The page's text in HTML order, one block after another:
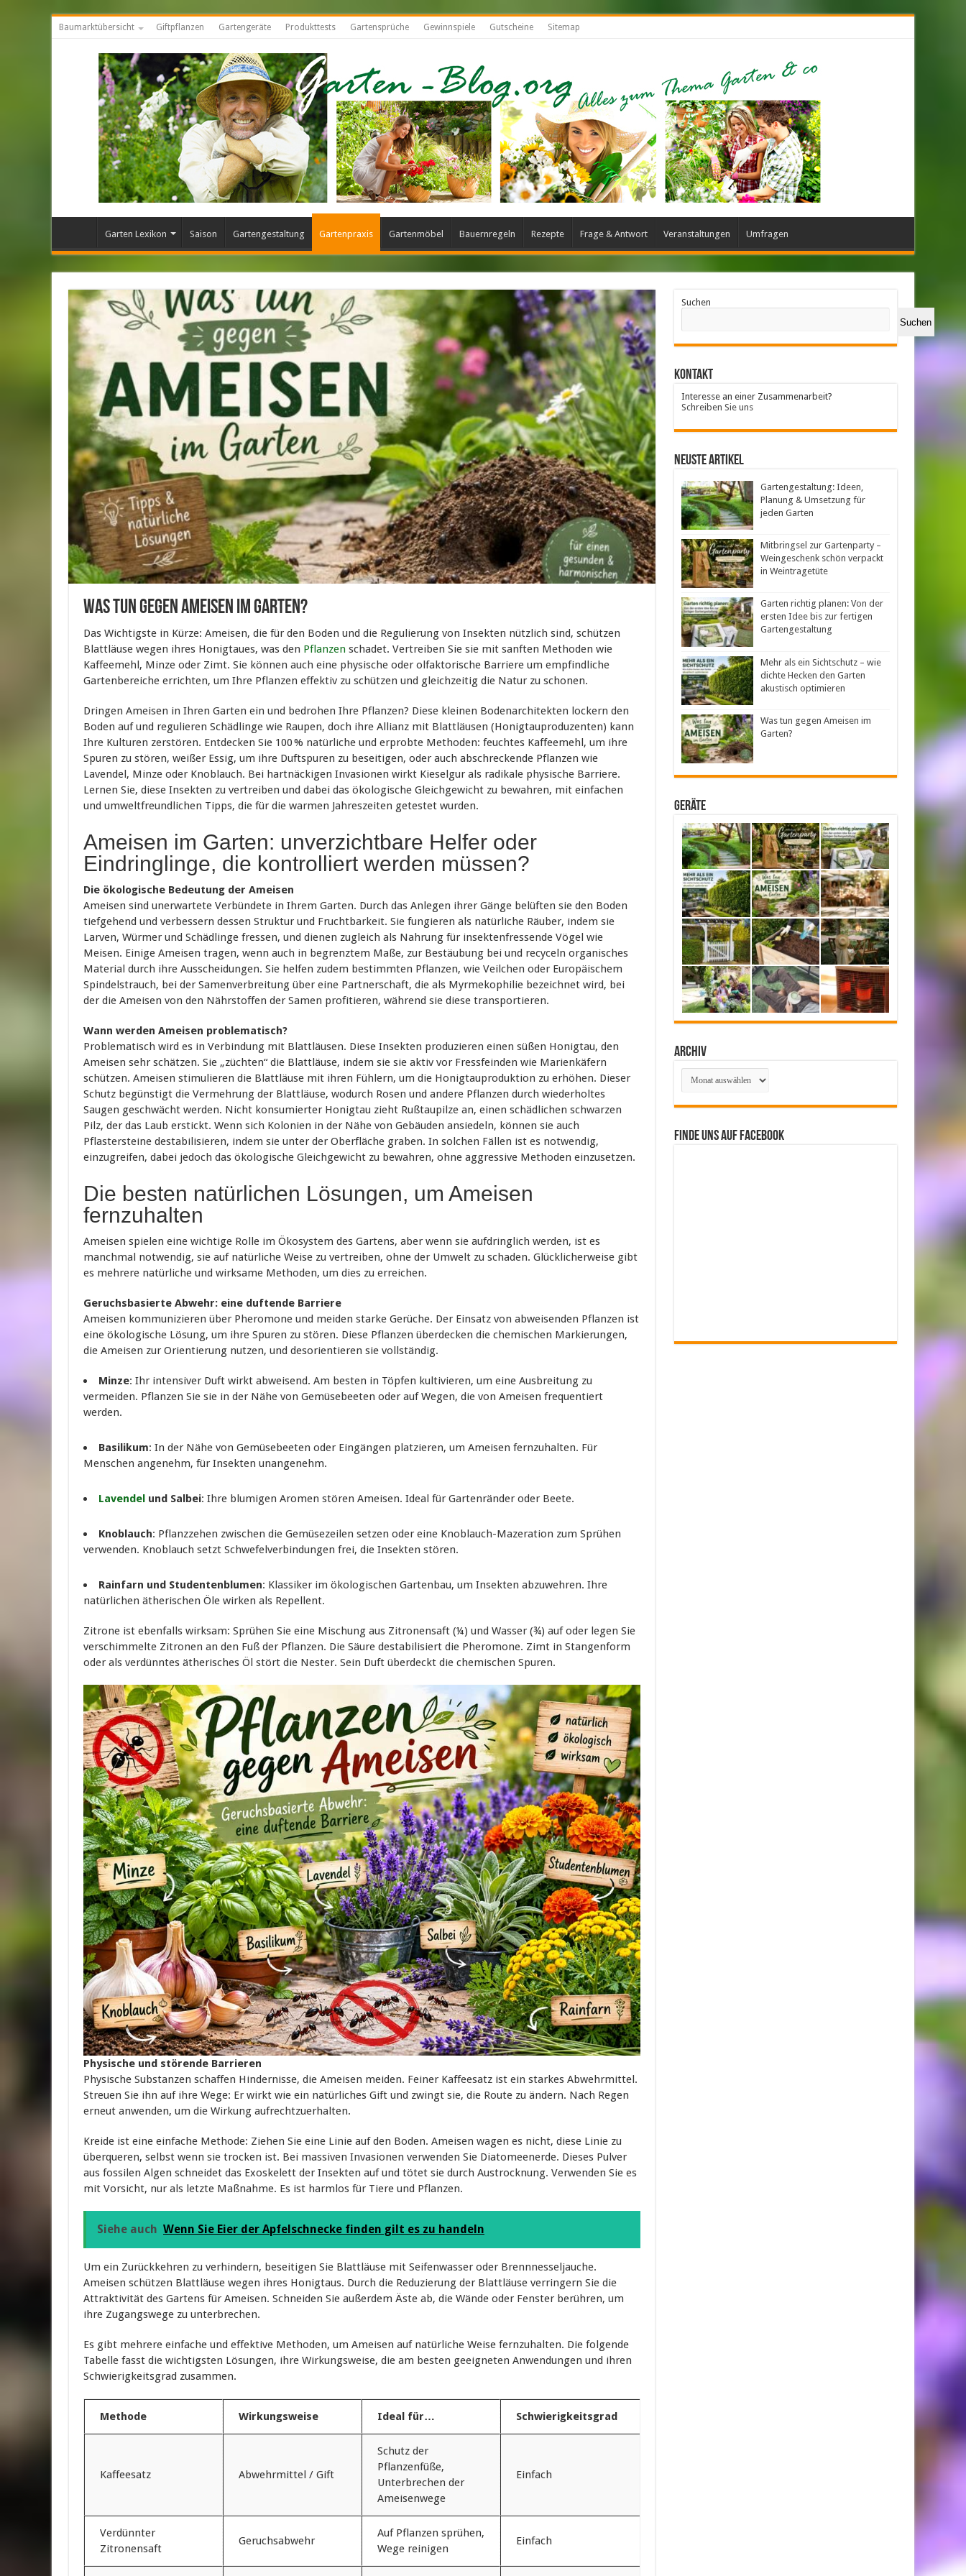
Baumarktübersicht Giftpflanzen Gartengeräte Produkttests Gartensprüche Gewinnspiele Gutscheine Sitemap
Garten Lexikon Saison Gartengestaltung Gartenpraxis Gartenmöbel Bauernregeln Rezepte Frage & Antwort Veranstaltungen Umfragen
Was tun gegen Ameisen im Garten?
Das Wichtigste in Kürze: Ameisen, die für den Boden und die Regulierung von Insekten nützlich sind, schützen
Blattläuse wegen ihres Honigtaues, was den Pflanzen schadet. Vertreiben Sie sie mit sanften Methoden wie
Kaffeemehl, Minze oder Zimt. Sie können auch eine physische oder olfaktorische Barriere um empfindliche
Gartenbereiche errichten, um Ihre Pflanzen effektiv zu schützen und gleichzeitig die Natur zu schonen.
Dringen Ameisen in Ihren Garten ein und bedrohen Ihre Pflanzen? Diese kleinen Bodenarchitekten lockern den
Boden auf und regulieren Schädlinge wie Raupen, doch ihre Allianz mit Blattläusen (Honigtauproduzenten) kann
Ihre Kulturen zerstören. Entdecken Sie 100 % natürliche und erprobte Methoden: feuchtes Kaffeemehl, um ihre
Spuren zu stören, weißer Essig, um ihre Duftspuren zu beseitigen, oder auch abschreckende Pflanzen wie
Lavendel, Minze oder Knoblauch. Bei hartnäckigen Invasionen wirkt Kieselgur als radikale physische Barriere.
Lernen Sie, diese Insekten zu vertreiben und dabei das ökologische Gleichgewicht zu bewahren, mit einfachen
und umweltfreundlichen Tipps, die für die warmen Jahreszeiten getestet wurden.
Ameisen im Garten: unverzichtbare Helfer oder
Eindringlinge, die kontrolliert werden müssen?
Die ökologische Bedeutung der Ameisen
Ameisen sind unerwartete Verbündete in Ihrem Garten. Durch das Anlegen ihrer Gänge belüften sie den Boden
tiefgehend und verbessern dessen Struktur und Fruchtbarkeit. Sie fungieren als natürliche Räuber, indem sie
Larven, Würmer und Schädlinge fressen, und dienen zugleich als Nahrung für insektenfressende Vögel wie
Meisen. Einige Ameisen tragen, wenn auch in begrenztem Maße, zur Bestäubung bei und recyceln organisches
Material durch ihre Ausscheidungen. Sie helfen zudem bestimmten Pflanzen, wie Veilchen oder Europäischem
Spindelstrauch, bei der Samenverbreitung über eine Partnerschaft, die als Myrmekophilie bezeichnet wird, bei
der die Ameisen von den Nährstoffen der Samen profitieren, während sie diese transportieren.
Wann werden Ameisen problematisch?
Problematisch wird es in Verbindung mit Blattläusen. Diese Insekten produzieren einen süßen Honigtau, den
Ameisen sehr schätzen. Sie „züchten“ die Blattläuse, indem sie sie aktiv vor Fressfeinden wie Marienkäfern
schützen. Ameisen stimulieren die Blattläuse mit ihren Fühlern, um die Honigtauproduktion zu erhöhen. Dieser
Schutz begünstigt die Vermehrung der Blattläuse, wodurch Rosen und andere Pflanzen durch wiederholtes
Saugen geschwächt werden. Nicht konsumierter Honigtau zieht Rußtaupilze an, einen schädlichen schwarzen
Pilz, der das Laub erstickt. Wenn sich Kolonien in der Nähe von Gebäuden ansiedeln, können sie auch
Pflastersteine destabilisieren, indem sie unter der Oberfläche graben. In solchen Fällen ist es notwendig,
einzugreifen, dabei jedoch das ökologische Gleichgewicht zu bewahren, ohne aggressive Methoden einzusetzen.
Die besten natürlichen Lösungen, um Ameisen
fernzuhalten
Ameisen spielen eine wichtige Rolle im Ökosystem des Gartens, aber wenn sie aufdringlich werden, ist es
manchmal notwendig, sie auf natürliche Weise zu vertreiben, ohne der Umwelt zu schaden. Glücklicherweise gibt
es mehrere natürliche und wirksame Methoden, um dies zu erreichen.
Geruchsbasierte Abwehr: eine duftende Barriere
Ameisen kommunizieren über Pheromone und meiden starke Gerüche. Der Einsatz von abweisenden Pflanzen ist
eine ökologische Lösung, um ihre Spuren zu stören. Diese Pflanzen überdecken die chemischen Markierungen,
die Ameisen zur Orientierung nutzen, und desorientieren sie vollständig.
Minze: Ihr intensiver Duft wirkt abweisend. Am besten in Töpfen kultivieren, um eine Ausbreitung zu
vermeiden. Pflanzen Sie sie in der Nähe von Gemüsebeeten oder auf Wegen, die von Ameisen frequentiert
werden.
Basilikum: In der Nähe von Gemüsebeeten oder Eingängen platzieren, um Ameisen fernzuhalten. Für
Menschen angenehm, für Insekten unangenehm.
Lavendel und Salbei: Ihre blumigen Aromen stören Ameisen. Ideal für Gartenränder oder Beete.
Knoblauch: Pflanzzehen zwischen die Gemüsezeilen setzen oder eine Knoblauch-Mazeration zum Sprühen
verwenden. Knoblauch setzt Schwefelverbindungen frei, die Insekten stören.
Rainfarn und Studentenblumen: Klassiker im ökologischen Gartenbau, um Insekten abzuwehren. Ihre
natürlichen ätherischen Öle wirken als Repellent.
Zitrone ist ebenfalls wirksam: Sprühen Sie eine Mischung aus Zitronensaft (¼) und Wasser (¾) auf oder legen Sie
verschimmelte Zitronen an den Fuß der Pflanzen. Die Säure destabilisiert die Pheromone. Zimt in Stangenform
oder als verdünntes ätherisches Öl stört die Nester. Sein Duft überdeckt die chemischen Spuren.
Physische und störende Barrieren
Physische Substanzen schaffen Hindernisse, die Ameisen meiden. Feiner Kaffeesatz ist ein starkes Abwehrmittel.
Streuen Sie ihn auf ihre Wege: Er wirkt wie ein natürliches Gift und zwingt sie, die Route zu ändern. Nach Regen
erneut anwenden, um die Wirkung aufrechtzuerhalten.
Kreide ist eine einfache Methode: Ziehen Sie eine Linie auf den Boden. Ameisen wagen es nicht, diese Linie zu
überqueren, selbst wenn sie trocken ist. Bei massiven Invasionen verwenden Sie Diatomeenerde. Dieses Pulver
aus fossilen Algen schneidet das Exoskelett der Insekten auf und tötet sie durch Austrocknung. Verwenden Sie es
mit Vorsicht, nur als letzte Maßnahme. Es ist harmlos für Tiere und Pflanzen.
Siehe auch Wenn Sie Eier der Apfelschnecke finden gilt es zu handeln
Um ein Zurückkehren zu verhindern, beseitigen Sie Blattläuse mit Seifenwasser oder Brennnesseljauche.
Ameisen schützen Blattläuse wegen ihres Honigtaus. Durch die Reduzierung der Blattläuse verringern Sie die
Attraktivität des Gartens für Ameisen. Schneiden Sie außerdem Äste ab, die Wände oder Fenster berühren, um
ihre Zugangswege zu unterbrechen.
Es gibt mehrere einfache und effektive Methoden, um Ameisen auf natürliche Weise fernzuhalten. Die folgende
Tabelle fasst die wichtigsten Lösungen, ihre Wirkungsweise, die am besten geeigneten Anwendungen und ihren
Schwierigkeitsgrad zusammen.
Methode Wirkungsweise Ideal für… Schwierigkeitsgrad
Kaffeesatz Abwehrmittel / Gift
Schutz der
Pflanzenfüße,
Unterbrechen der
Ameisenwege
Einfach
Verdünnter
Zitronensaft
Geruchsabwehr
Auf Pflanzen sprühen,
Wege reinigen
Einfach
Suchen
Suchen
Kontakt
Interesse an einer Zusammenarbeit?
Schreiben Sie uns
neuste Artikel
Gartengestaltung: Ideen,
Planung & Umsetzung für
jeden Garten
Mitbringsel zur Gartenparty –
Weingeschenk schön verpackt
in Weintragetüte
Garten richtig planen: Von der
ersten Idee bis zur fertigen
Gartengestaltung
Mehr als ein Sichtschutz – wie
dichte Hecken den Garten
akustisch optimieren
Was tun gegen Ameisen im
Garten?
Geräte
Archiv
Archiv
Finde uns auf Facebook